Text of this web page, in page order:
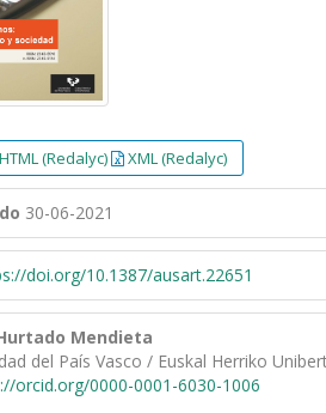
HTML (Redalyc) XML (Redalyc)
30-06-2021
doi.org/10.1387/ausart.22651
Mendieta
del País Vasco / Euskal Herriko
orcid.org/0000-0001-6030-1006